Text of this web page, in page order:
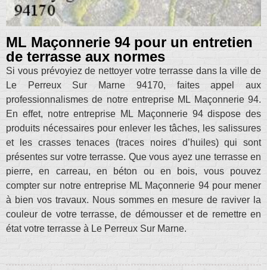
ML Maçonnerie 94 pour un entretien
de terrasse aux normes
Si vous prévoyiez de nettoyer votre terrasse dans la ville de
Le Perreux Sur Marne 94170, faites appel aux
professionnalismes de notre entreprise ML Maçonnerie 94.
En effet, notre entreprise ML Maçonnerie 94 dispose des
produits nécessaires pour enlever les tâches, les salissures
et les crasses tenaces (traces noires d’huiles) qui sont
présentes sur votre terrasse. Que vous ayez une terrasse en
pierre, en carreau, en béton ou en bois, vous pouvez
compter sur notre entreprise ML Maçonnerie 94 pour mener
à bien vos travaux. Nous sommes en mesure de raviver la
couleur de votre terrasse, de démousser et de remettre en
état votre terrasse à Le Perreux Sur Marne.